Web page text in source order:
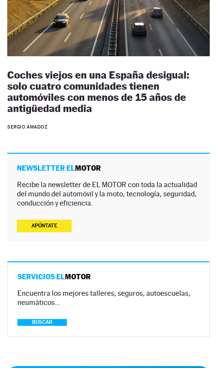
Coches viejos en una España desigual:
solo cuatro comunidades tienen
automóviles con menos de 15 años de
antigüedad media
SERGIO AMADOZ
NEWSLETTER ELMOTOR
Recibe la newsletter de EL MOTOR con toda la actualidad
del mundo del automóvil y la moto, tecnología, seguridad,
conducción y eficiencia.
APÚNTATE
SERVICIOS ELMOTOR
Encuentra los mejores talleres, seguros, autoescuelas,
neumáticos…
BUSCAR